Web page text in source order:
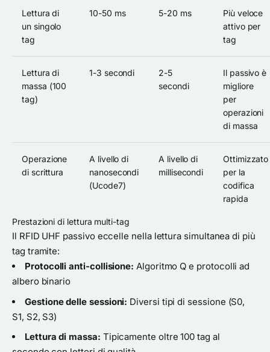
Lettura di
un singolo
tag
10-50 ms 5-20 ms
Più veloce
attivo per
tag
Lettura di
massa (100
tag)
1-3 secondi
2-5
secondi
Il passivo è
migliore
per
operazioni
di massa
Operazione
di scrittura
A livello di
nanosecondi
(Ucode7)
A livello di
millisecondi
Ottimizzato
per la
codifica
rapida
Prestazioni di lettura multi-tag
Il RFID UHF passivo eccelle nella lettura simultanea di più
tag tramite:
Protocolli anti-collisione: Algoritmo Q e protocolli ad
albero binario
Gestione delle sessioni: Diversi tipi di sessione (S0,
S1, S2, S3)
Lettura di massa: Tipicamente oltre 100 tag al